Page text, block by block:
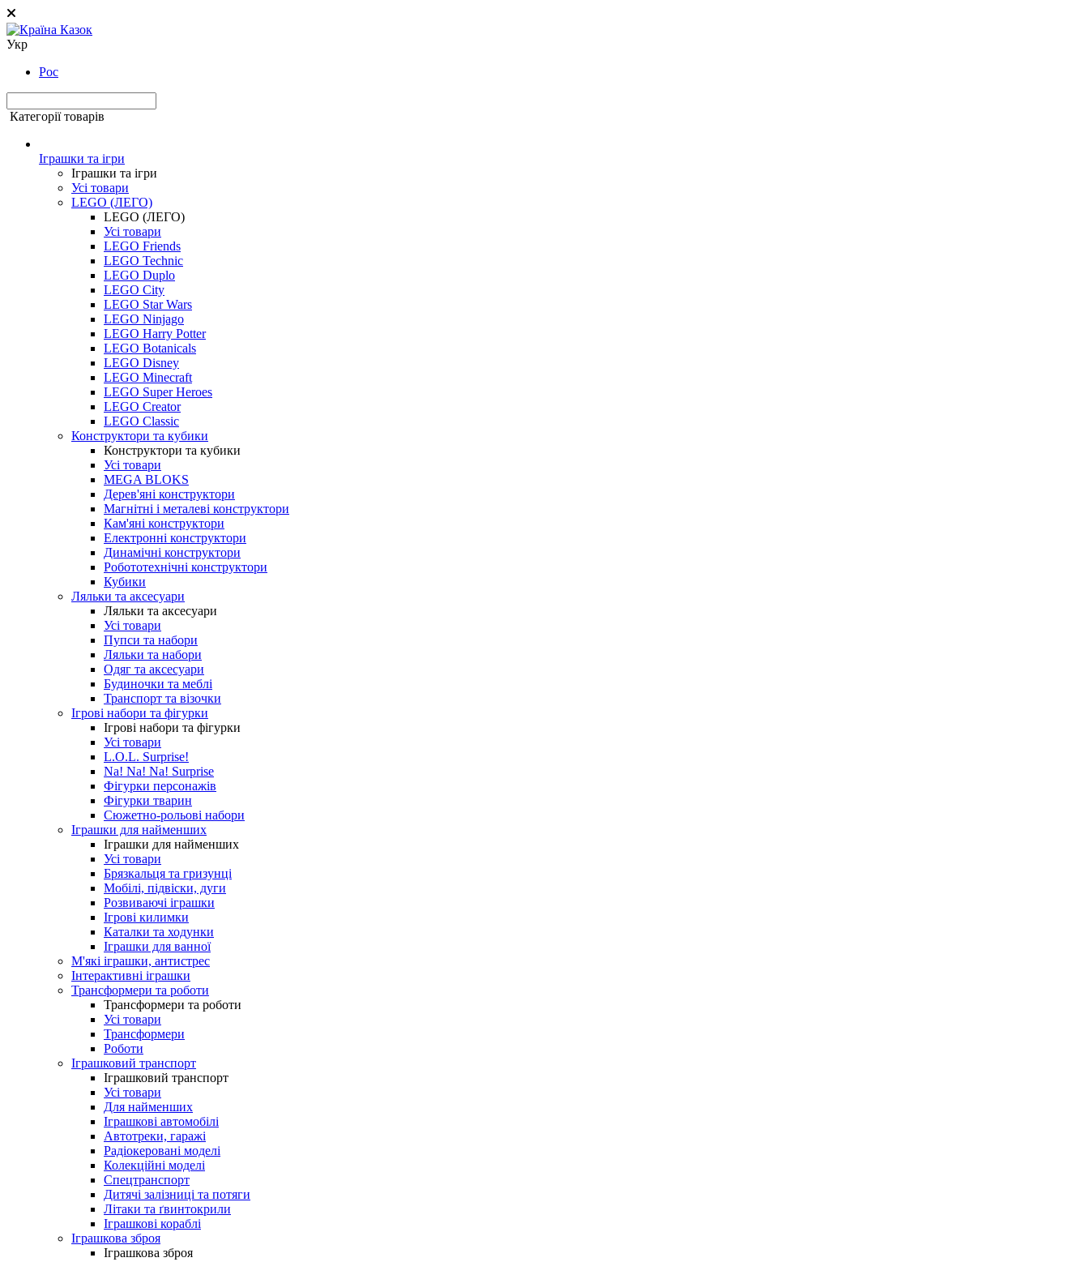
Укр
Рос
Категорії товарів
Іграшки та ігри
Іграшки та ігри
Усі товари
LEGO (ЛЕГО)
LEGO (ЛЕГО)
Усі товари
LEGO Friends
LEGO Technic
LEGO Duplo
LEGO City
LEGO Star Wars
LEGO Ninjago
LEGO Harry Potter
LEGO Botanicals
LEGO Disney
LEGO Minecraft
LEGO Super Heroes
LEGO Creator
LEGO Classic
Конструктори та кубики
Конструктори та кубики
Усі товари
MEGA BLOKS
Дерев'яні конструктори
Магнітні і металеві конструктори
Кам'яні конструктори
Електронні конструктори
Динамічні конструктори
Робототехнічні конструктори
Кубики
Ляльки та аксесуари
Ляльки та аксесуари
Усі товари
Пупси та набори
Ляльки та набори
Одяг та аксесуари
Будиночки та меблі
Транспорт та візочки
Ігрові набори та фігурки
Ігрові набори та фігурки
Усі товари
L.O.L. Surprise!
Na! Na! Na! Surprise
Фігурки персонажів
Фігурки тварин
Сюжетно-рольові набори
Іграшки для найменших
Іграшки для найменших
Усі товари
Брязкальця та гризунці
Мобілі, підвіски, дуги
Розвиваючі іграшки
Ігрові килимки
Каталки та ходунки
Іграшки для ванної
М'які іграшки, антистрес
Інтерактивні іграшки
Трансформери та роботи
Трансформери та роботи
Усі товари
Трансформери
Роботи
Іграшковий транспорт
Іграшковий транспорт
Усі товари
Для найменших
Іграшкові автомобілі
Автотреки, гаражі
Радіокеровані моделі
Колекційні моделі
Спецтранспорт
Дитячі залізниці та потяги
Літаки та ґвинтокрили
Іграшкові кораблі
Іграшкова зброя
Іграшкова зброя